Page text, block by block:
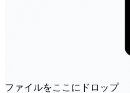
ファイルをここにドロップ